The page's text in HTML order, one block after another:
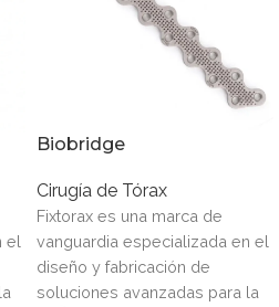
el
Biobridge
Cirugía de Tórax
Fixtorax es una marca de
vanguardia especializada en el
diseño y fabricación de
soluciones avanzadas para la